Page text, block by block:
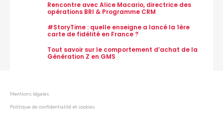
Rencontre avec Alice Macario, directrice des
opérations BRI & Programme CRM
#StoryTime : quelle enseigne a lancé la 1ère
carte de fidélité en France ?
Tout savoir sur le comportement d’achat de la
Génération Z en GMS
Mentions légales
Politique de confidentialité et cookies